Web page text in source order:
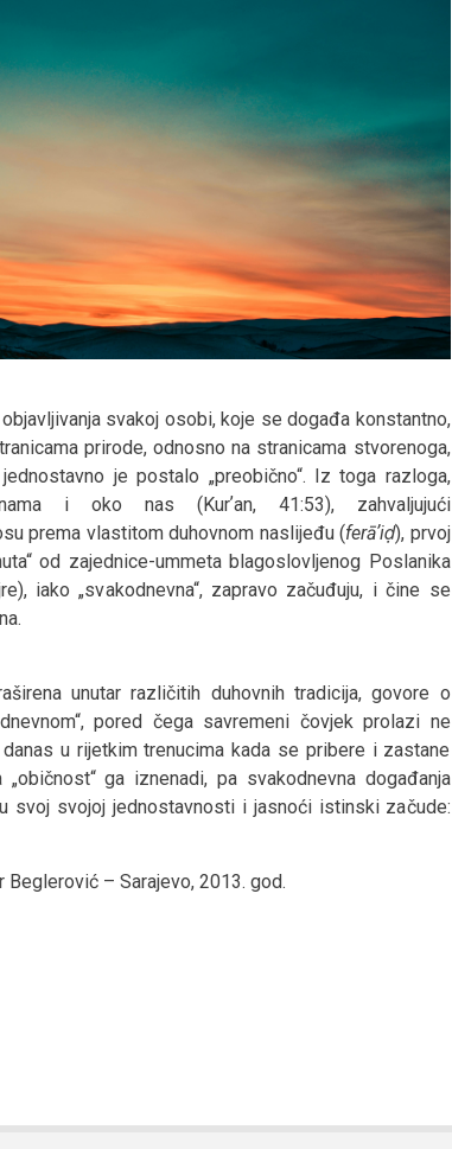
svakoj osobi, koje se događa konstantno,
prirode, odnosno na stranicama stvorenoga,
je postalo „preobično“. Iz toga razloga,
i oko nas (Kurʼan, 41:53), zahvaljujući
prema vlastitom duhovnom naslijeđu (ferāʼiḍ), prvoj
od zajednice-ummeta blagoslovljenog Poslanika
iako „svakodnevna“, zapravo začuđuju, i čine se
unutar različitih duhovnih tradicija, govore o
pored čega savremeni čovjek prolazi ne
danas u rijetkim trenucima kada se pribere i zastane
ga iznenadi, pa svakodnevna događanja
u svoj svojoj jednostavnosti i jasnoći istinski začude:
Beglerović – Sarajevo, 2013. god.